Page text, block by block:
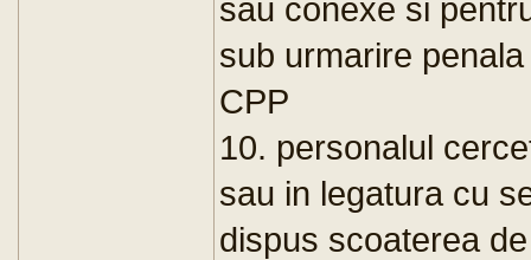
sau conexe si
sub urmarire
CPP
10. personalul
sau in legatura cu
dispus scoaterea